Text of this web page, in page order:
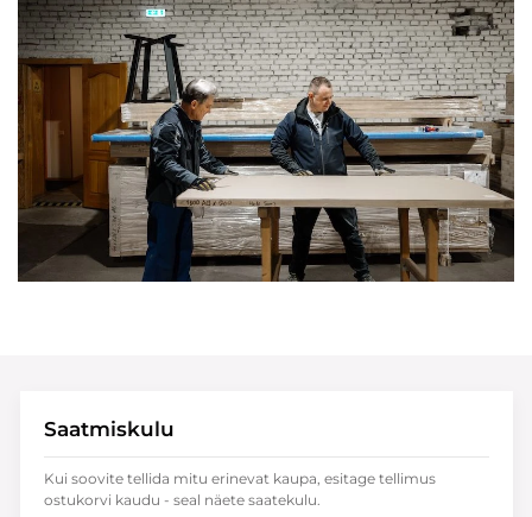
Saatmiskulu
Kui soovite tellida mitu erinevat kaupa, esitage tellimus
ostukorvi kaudu - seal näete saatekulu.